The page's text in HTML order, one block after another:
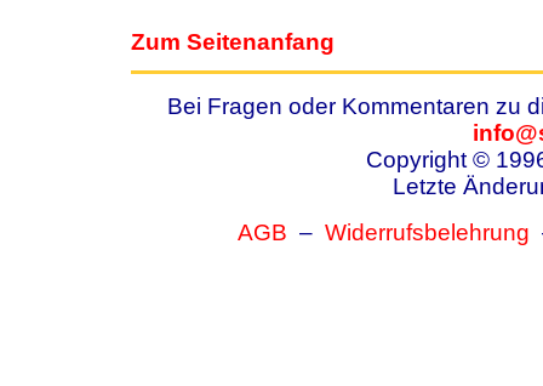
Zum Seitenanfang
Bei Fragen oder Kommentaren zu
Copyright ©
Letzte
AGB – Widerrufsbelehrung